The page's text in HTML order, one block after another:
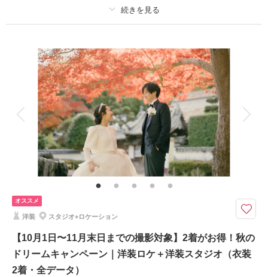
相談予約する 撮影日の空き
撮影料 新婦衣装2着 新郎衣装1着
着付け ヘアメイク 小物一式
アルバム データ 200 カット 台紙付写真
衣装追加 会食 挙式
家族と撮影 家族用衣装レンタル ペットと撮影
その他含むもの
★通常238,700円が55%OFF！※2着目のヘアメイクチェンジご希望の場
合、22,000円追加 ※ブーケ（1スタイルにつき）をご希望の場合は別途5,50
0円〜 ※衣装持ち込み料（衣装1点）…新婦33,000円、新郎11,000円
2着だから広がる、魅力あふれるフォトストーリー。お得なキャンペーンで
こだわりの衣装ラインナップをたっぷりとお楽しみください。
・全データ（基本補正）
・衣装（新郎新婦）
・新婦ヘアメイク（1着分のみ）
・小物一式
オススメ
洋装 スタジオ+ロケーション
【10月1日〜11月末日までの撮影対象】2着がお得！秋の
ドリームキャンペーン｜洋装ロケ＋洋装スタジオ（衣装
2着・全データ）